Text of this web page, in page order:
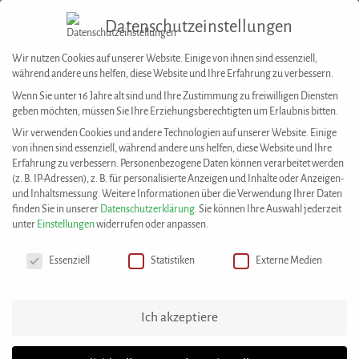
House of Resources>Angebot
ANGEBOTE
PRAKTISCHE UNTERSTÜTZUNG
von Flyern, prägnant formulierte Info- und Pressetexte,
juristische Fragen: Es gibt Aufgaben, bei denen
Datenschutzeinstellungen
Wir nutzen Cookies auf unserer Website. Einige von ihnen sind essenziell,
während andere uns helfen, diese Website und Ihre Erfahrung zu verbessern.
Wenn Sie unter 16 Jahre alt sind und Ihre Zustimmung zu freiwilligen Diensten
geben möchten, müssen Sie Ihre Erziehungsberechtigten um Erlaubnis bitten.
Wir verwenden Cookies und andere Technologien auf unserer Website. Einige
von ihnen sind essenziell, während andere uns helfen, diese Website und Ihre
Erfahrung zu verbessern. Personenbezogene Daten können verarbeitet werden
(z. B. IP-Adressen), z. B. für personalisierte Anzeigen und Inhalte oder Anzeigen-
und Inhaltsmessung. Weitere Informationen über die Verwendung Ihrer Daten
finden Sie in unserer Datenschutzerklärung. Sie können Ihre Auswahl jederzeit
unter Einstellungenwiderrufen oder anpassen.
Essenziell
Statistiken Externe Medien
Ich akzeptiere